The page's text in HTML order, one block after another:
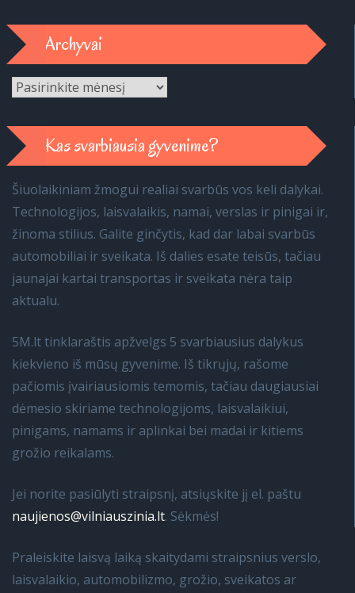
Archyvai
Archyvai
Kas svarbiausia gyvenime?
Šiuolaikiniam žmogui realiai svarbūs vos keli dalykai.
Technologijos, laisvalaikis, namai, verslas ir pinigai ir,
žinoma stilius. Galite ginčytis, kad dar labai svarbūs
automobiliai ir sveikata. Iš dalies esate teisūs, tačiau
jaunajai kartai transportas ir sveikata nėra taip
aktualu.
5M.lt tinklaraštis apžvelgs 5 svarbiausius dalykus
kiekvieno iš mūsų gyvenime. Iš tikrųjų, rašome
pačiomis įvairiausiomis temomis, tačiau daugiausiai
dėmesio skiriame technologijoms, laisvalaikiui,
pinigams, namams ir aplinkai bei madai ir kitiems
grožio reikalams.
Jei norite pasiūlyti straipsnį, atsiųskite jį el. paštu
naujienos@vilniauszinia.lt. Sėkmės!
Praleiskite laisvą laiką skaitydami straipsnius verslo,
laisvalaikio, automobilizmo, grožio, sveikatos ar